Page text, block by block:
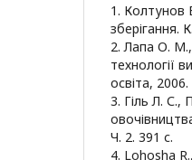
1. Колтунов
зберігання.
2. Лапа О. М.,
технології
освіта, 2006.
3. Гіль Л. С.,
Ч. 2. 391 с.
4. Lohosha